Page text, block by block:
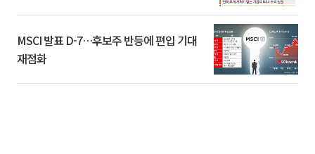
MSCI 발표 D-7…후보주 반등에 편입 기대
재점화